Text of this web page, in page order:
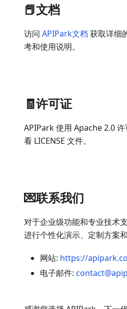
📕文档
访问 APIPark文档 获取详细
考和使用说明。
🧾许可证
APIPark 使用 Apache 2.0
看 LICENSE 文件。
💌联系我们
对于企业级功能和专业技术
进行个性化演示、定制方案和
网站: https://
电子邮件: